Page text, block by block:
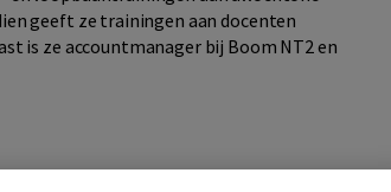
geeft ze trainingen aan docenten
is ze accountmanager bij Boom NT2 en